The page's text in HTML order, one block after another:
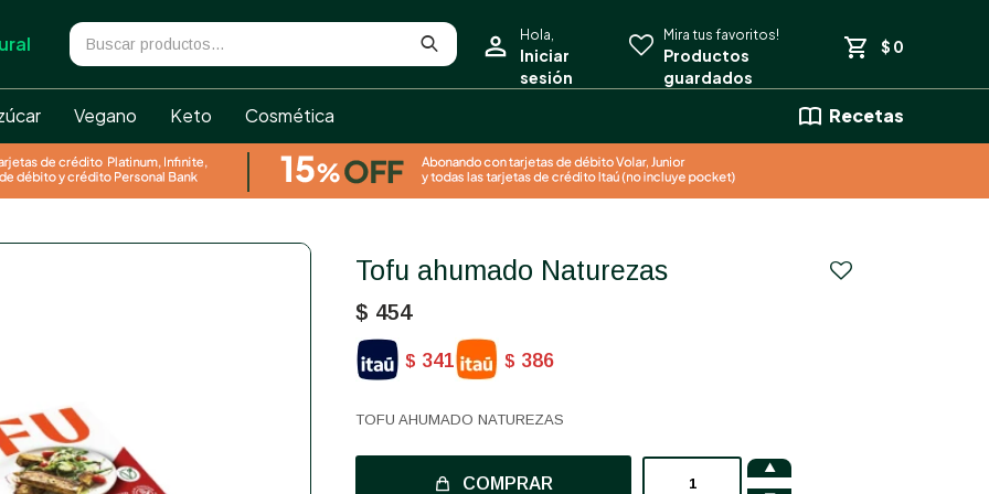
Vegano Keto Cosmética Recetas
$ 0
Tofu ahumado Naturezas
$ 454
$ 341 $ 386
TOFU AHUMADO NATUREZAS
COMPRAR
